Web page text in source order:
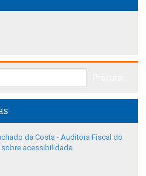
da Costa - Auditora Fiscal do
acessibilidade